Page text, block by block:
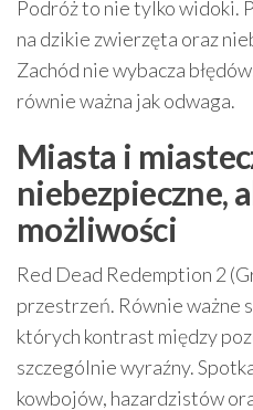
Podróż to nie tylko widoki.
na dzikie zwierzęta oraz
Zachód nie wybacza
równie ważna jak odwaga.
Miasta i
niebezpieczne,
możliwości
Red Dead Redemption 2
przestrzeń. Równie ważne
których kontrast między
szczególnie wyraźny.
kowbojów, hazardzistów